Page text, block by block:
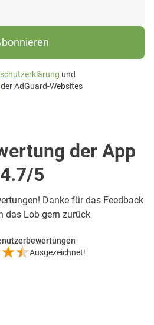
und
der AdGuard-Websites
der App
4.7/5
Danke für das Feedback
das Lob gern zurück
Ausgezeichnet!